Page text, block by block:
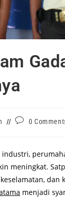
0
industri,
meningkat.
menjadi